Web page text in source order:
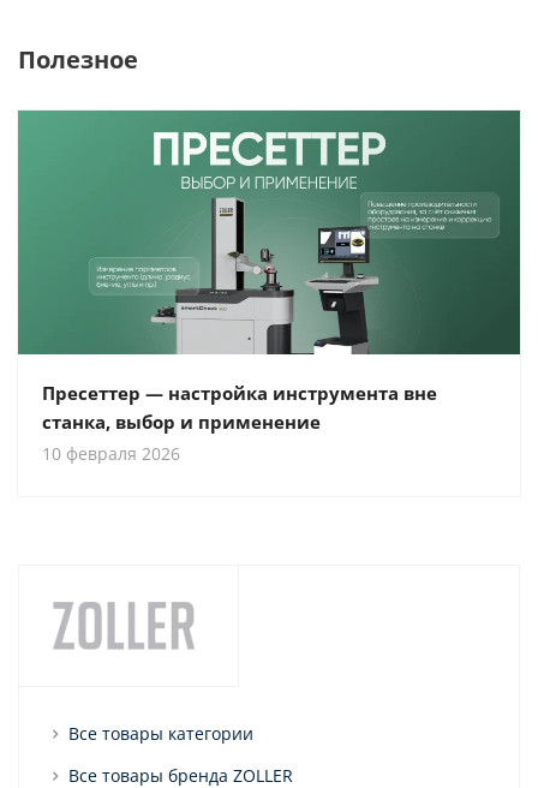
Полезное
Пресеттер — настройка инструмента вне
станка, выбор и применение
10 февраля 2026
Все товары категории
Все товары бренда ZOLLER